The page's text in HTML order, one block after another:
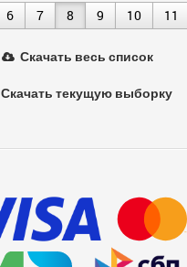
6 7 8 9 10 11
Скачать весь список
Скачать текущую выборку